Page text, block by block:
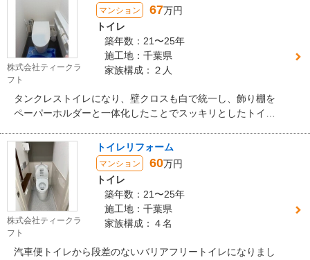
株式会社ティークラ
フト
マンション 67万円
トイレ
築年数：21〜25年
施工地：千葉県
家族構成：２人
タンクレストイレになり、壁クロスも白で統一し、飾り棚を
ペーパーホルダーと一体化したことでスッキリとしたトイレ
株式会社ティークラ
フト
トイレリフォーム
マンション 60万円
トイレ
築年数：21〜25年
施工地：千葉県
家族構成：４名
汽車便トイレから段差のないバリアフリートイレになりまし